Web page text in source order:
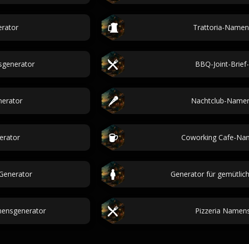
Trattoria-
BBQ-Joint-
Nachtclub-
Coworking Cafe-
Generator für
Pizzeria